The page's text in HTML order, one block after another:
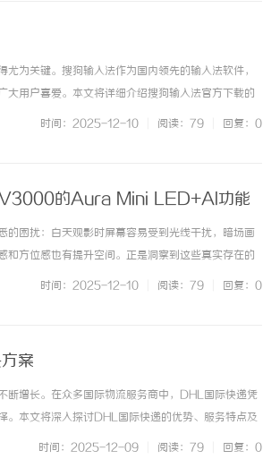
为关键。搜狗输入法作为国内领先的输入法软件，
大用户喜爱。本文将详细介绍搜狗输入法官方下载的
，搜狗输入法官方下载渠道非常重要。为了保障软
时间：2025-12-10 阅读：79 回复：0
V3000的Aura Mini LED+AI功能
的困扰：白天观影时屏幕容易受到光线干扰，暗场画
方位感也有提升空间。正是洞察到这些真实存在的
臻彩显示方案，结合深度集成的全维AI能力，
时间：2025-12-10 阅读：79 回复：0
案
断增长。在众多国际物流服务商中，DHL国际快递凭
。本文将深入探讨DHL国际快递的优势、服务特点及
全球220多个国家和地区的物流网络著称。无论是发
时间：2025-12-09 阅读：79 回复：0